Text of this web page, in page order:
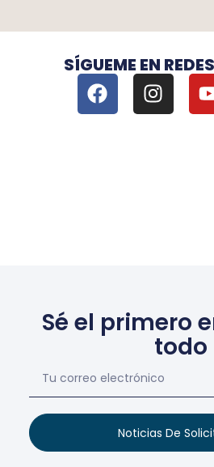
SÍGUEME EN
Sé el primero
todo
Noticias De